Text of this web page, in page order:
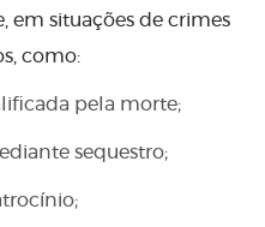
em situações de crimes
como:
pela morte;
sequestro;